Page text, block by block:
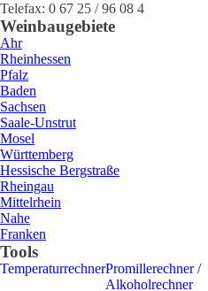
Telefax: 0 67 25 / 96 08 4
Weinbaugebiete
Ahr
Rheinhessen
Pfalz
Baden
Sachsen
Saale-Unstrut
Mosel
Württemberg
Hessische Bergstraße
Rheingau
Mittelrhein
Nahe
Franken
Tools
TemperaturrechnerPromillerechner /
Alkoholrechner